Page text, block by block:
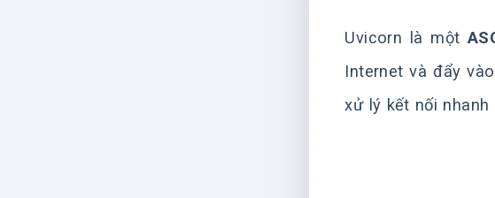
Uvicorn là một
Internet và đẩy
xử lý kết nối nhanh